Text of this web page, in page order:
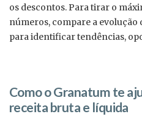
os descontos. Para tirar o
números, compare a
para identificar tendências,
Como o Granatum te
receita bruta e líquida